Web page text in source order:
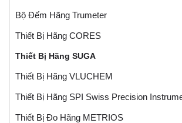
Bộ Đếm Hãng Trumeter
Thiết Bị Hãng CORES
Thiết Bị Hãng SUGA
Thiết Bị Hãng VLUCHEM
Thiết Bị Hãng SPI Swiss Precision
Thiết Bị Đo Hãng METRIOS